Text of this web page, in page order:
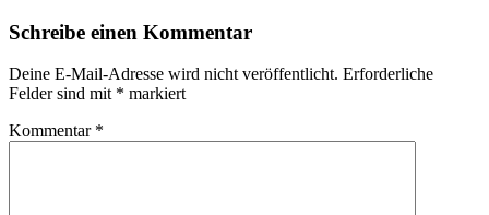
Schreibe einen Kommentar
Deine E-Mail-Adresse wird nicht veröffentlicht. Erforderliche
Felder sind mit * markiert
Kommentar *